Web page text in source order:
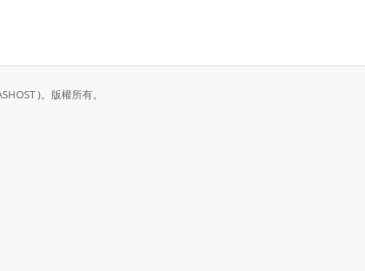
)。版權所有。